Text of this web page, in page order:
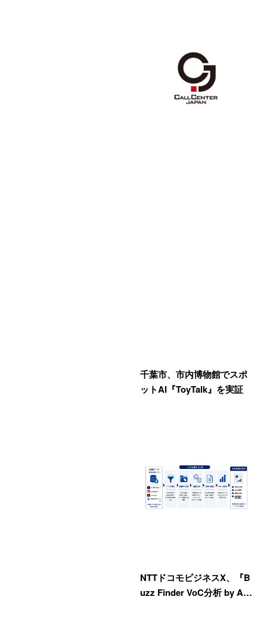
千葉市、市内博物館でスポ
ットAI『ToyTalk』を実証
NTTドコモビジネスX、『B
uzz Finder VoC分析 by A…